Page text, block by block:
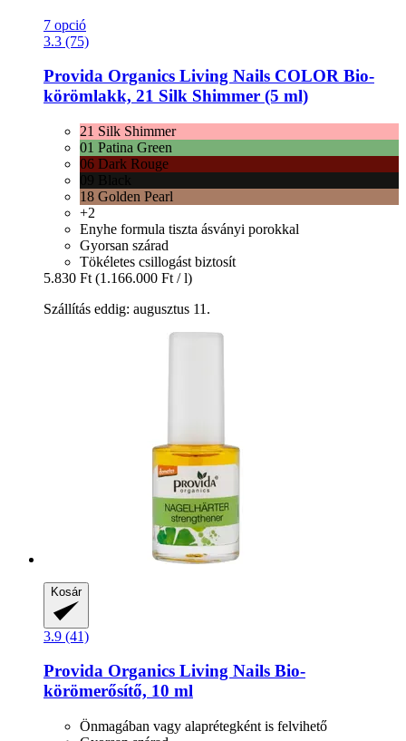
7 opció
3.3 (75)
Provida Organics Living Nails COLOR Bio-​
körömlakk, 21 Silk Shimmer (5 ml)
21 Silk Shimmer
01 Patina Green
06 Dark Rouge
18 Golden Pearl
+2
Enyhe formula tiszta ásványi porokkal
Gyorsan szárad
Tökéletes csillogást biztosít
5.830 Ft (1.166.000 Ft / l)
Szállítás eddig: augusztus 11.
Kosár
3.9 (41)
Provida Organics Living Nails Bio-​
körömerősítő, 10 ml
Önmagában vagy alaprétegként is felvihető